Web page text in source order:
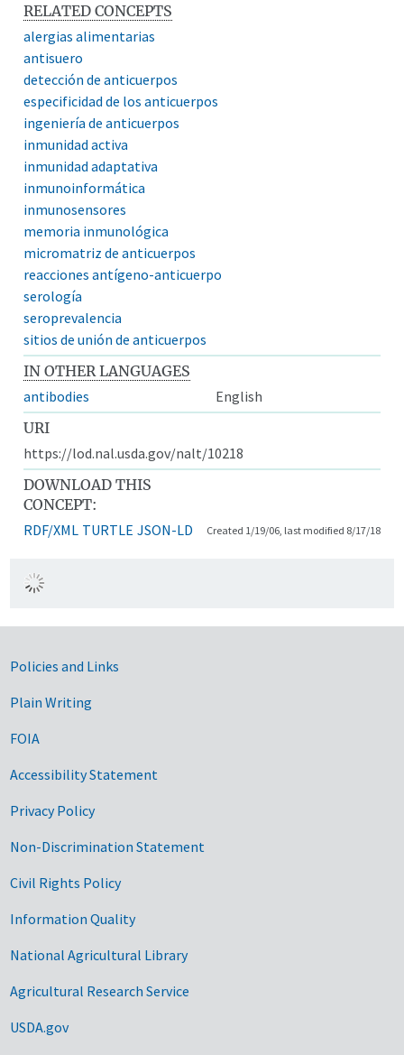
RELATED CONCEPTS
alergias alimentarias
antisuero
detección de anticuerpos
especificidad de los anticuerpos
ingeniería de anticuerpos
inmunidad activa
inmunidad adaptativa
inmunoinformática
inmunosensores
memoria inmunológica
micromatriz de anticuerpos
reacciones antígeno-anticuerpo
serología
seroprevalencia
sitios de unión de anticuerpos
IN OTHER LANGUAGES
antibodies
English
URI
https://lod.nal.usda.gov/nalt/10218
DOWNLOAD THIS
CONCEPT:
RDF/XML TURTLE JSON-LD Created 1/19/06, last modified 8/17/18
Government Links
Policies and Links
Plain Writing
FOIA
Accessibility Statement
Privacy Policy
Non-Discrimination Statement
Civil Rights Policy
Information Quality
National Agricultural Library
Agricultural Research Service
USDA.gov